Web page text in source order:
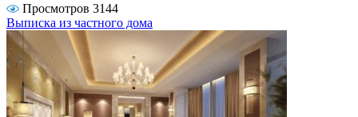
Просмотров 3144
Выписка из частного дома